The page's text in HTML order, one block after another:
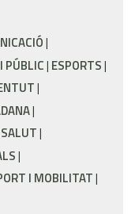
PÚBLIC ESPORTS
SALUT
I MOBILITAT